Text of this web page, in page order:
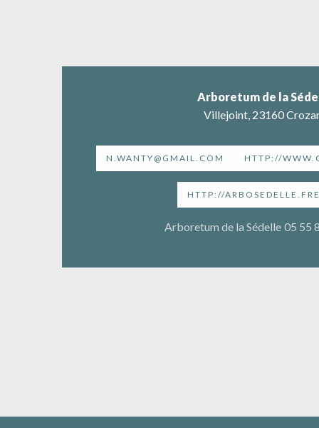
Arboretum de la
Villejoint, 23160
N.WANTY@GMAIL.COM HTTP://
HTTP://
Arboretum de la Sédelle 05 55